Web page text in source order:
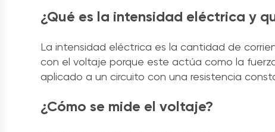
¿Qué es la intensidad eléctrica y
La intensidad eléctrica es la cantidad de
con el voltaje porque este actúa como la
aplicado a un circuito con una resistencia
¿Cómo se mide el voltaje?